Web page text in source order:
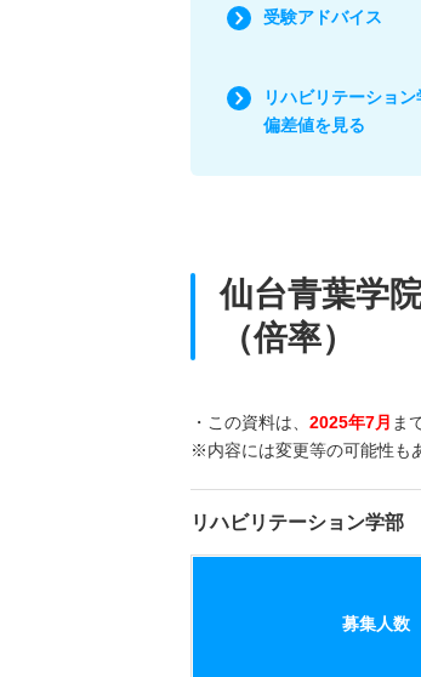
受験アドバイス
リハビリテーション
偏差値を見る
仙台青葉学
（倍率）
・この資料は、 2025年7月 ま
※内容には変更等の可能性も
リハビリテーション学部
募集人数